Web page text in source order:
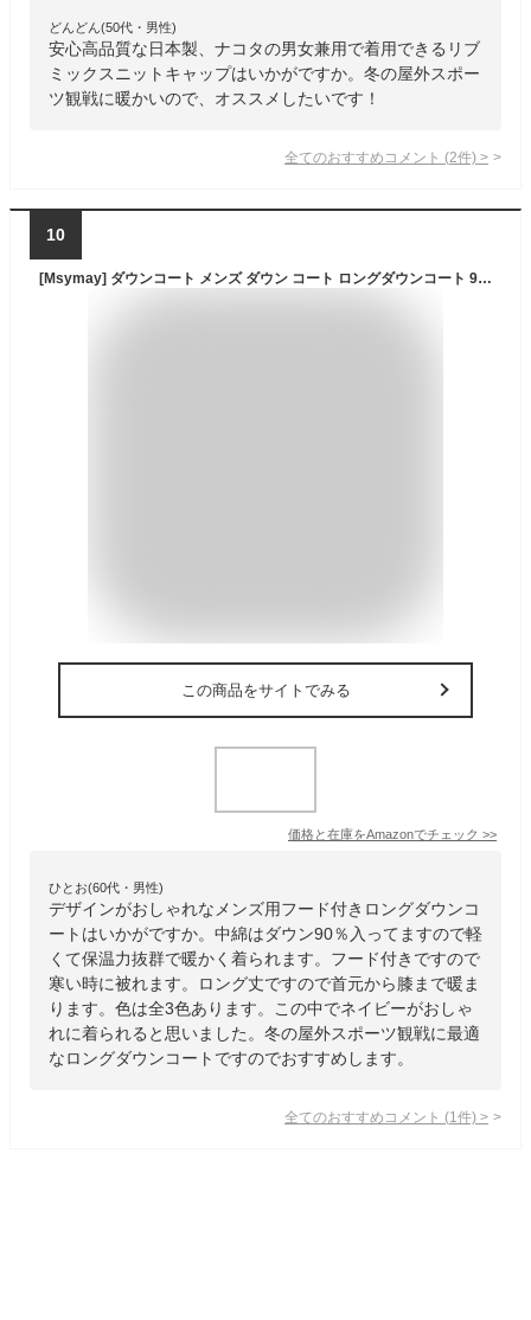
どんどん(50代・男性)
安心高品質な日本製、ナコタの男女兼用で着用できるリブ
ミックスニットキャップはいかがですか。冬の屋外スポー
ツ観戦に暖かいので、オススメしたいです！
全てのおすすめコメント (2件) >
10
[Msymay] ダウンコート メンズ ダウン コート ロングダウンコート 90％ダウン 防寒 防風 ベンチコート アウター フード付き 紳士 冬
この商品をサイトでみる
価格と在庫をAmazonでチェック >>
ひとお(60代・男性)
デザインがおしゃれなメンズ用フード付きロングダウンコ
ートはいかがですか。中綿はダウン90％入ってますので軽
くて保温力抜群で暖かく着られます。フード付きですので
寒い時に被れます。ロング丈ですので首元から膝まで暖ま
ります。色は全3色あります。この中でネイビーがおしゃ
れに着られると思いました。冬の屋外スポーツ観戦に最適
なロングダウンコートですのでおすすめします。
全てのおすすめコメント (1 件) >